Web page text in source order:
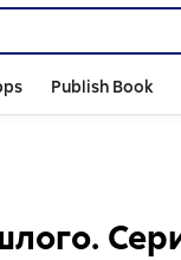
Publish Book